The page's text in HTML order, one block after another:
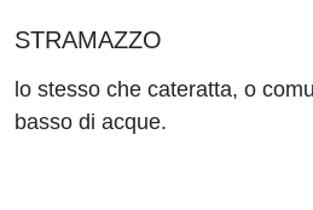
STRAMAZZO
lo stesso che cateratta, o
basso di acque.